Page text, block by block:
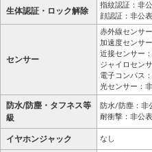
生体認証・ロック解除
指紋認証：非
顔認証：非公表
センサー
赤外線センサ
加速度センサ
近接センサー
ジャイロセン
電子コンパス
光センサー：
防水/防塵・タフネス等
級
防水/防塵：非
耐衝撃：非公表
イヤホンジャック なし